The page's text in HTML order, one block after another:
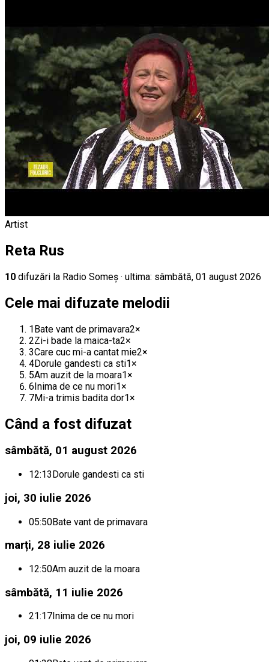
Artist
Reta Rus
10 difuzări la Radio Someș · ultima: sâmbătă, 01 august 2026
Cele mai difuzate melodii
1Bate vant de primavara2×
2Zi-i bade la maica-ta2×
3Care cuc mi-a cantat mie2×
4Dorule gandesti ca sti1×
5Am auzit de la moara1×
6Inima de ce nu mori1×
7Mi-a trimis badita dor1×
Când a fost difuzat
sâmbătă, 01 august 2026
12:13 Dorule gandesti ca sti
joi, 30 iulie 2026
05:50Bate vant de primavara
marți, 28 iulie 2026
12:50Am auzit de la moara
sâmbătă, 11 iulie 2026
21:17 Inima de ce nu mori
joi, 09 iulie 2026